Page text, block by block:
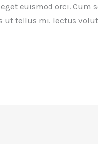
euismod orci.
ut tellus mi. lectus